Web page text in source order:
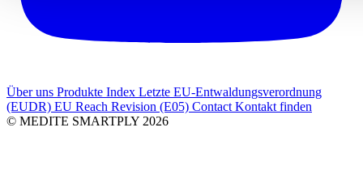
Über uns Produkte Index Letzte EU-Entwaldungsverordnung
(EUDR) EU Reach Revision (E05) Contact Kontakt finden
© MEDITE SMARTPLY 2026